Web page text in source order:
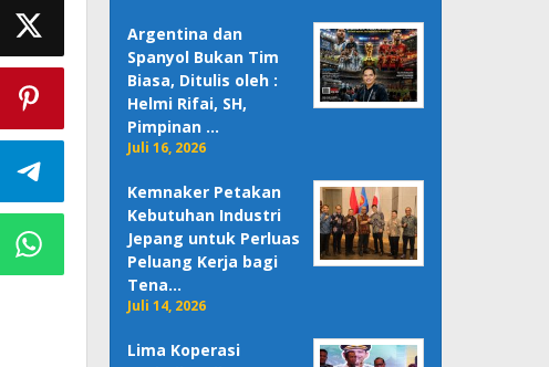
Argentina dan
Spanyol Bukan Tim
Biasa, Ditulis oleh :
Helmi Rifai, SH,
Pimpinan …
Juli 16, 2026
Kemnaker Petakan
Kebutuhan Industri
Jepang untuk Perluas
Peluang Kerja bagi
Tena…
Juli 14, 2026
Lima Koperasi